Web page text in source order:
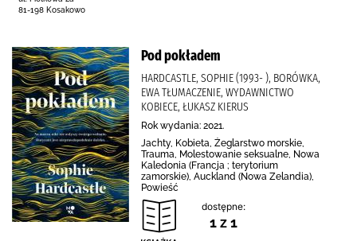
81-198 Kosakowo
Pod pokładem
HARDCASTLE, SOPHIE (1993- ), BORÓWKA,
EWA TŁUMACZENIE, WYDAWNICTWO
KOBIECE, ŁUKASZ KIERUS
Rok wydania: 2021.
Jachty, Kobieta, Żeglarstwo morskie,
Trauma, Molestowanie seksualne, Nowa
Kaledonia (Francja ; terytorium
zamorskie), Auckland (Nowa Zelandia),
Powieść
dostępne:
1 z 1